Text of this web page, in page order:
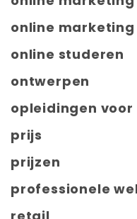
online
online studeren
ontwerpen
opleidingen
prijs
prijzen
professionele